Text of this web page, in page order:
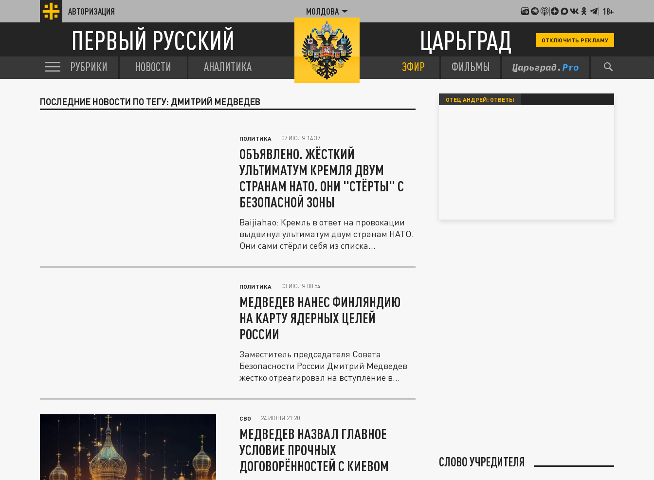
АВТОРИЗАЦИЯ МОЛДОВА 18+
ПЕРВЫЙ РУССКИЙ ЦАРЬГРАД ОТКЛЮЧИТЬ РЕКЛАМУ
РУБРИКИ НОВОСТИ АНАЛИТИКА ЭФИР ФИЛЬМЫ
ПОСЛЕДНИЕ НОВОСТИ ПО ТЕГУ: ДМИТРИЙ МЕДВЕДЕВ
ПОЛИТИКА 07 ИЮЛЯ 14:37
ОБЪЯВЛЕНО. ЖЁСТКИЙ
УЛЬТИМАТУМ КРЕМЛЯ ДВУМ
СТРАНАМ НАТО. ОНИ "СТЁРТЫ" С
БЕЗОПАСНОЙ ЗОНЫ
Baijiahao: Кремль в ответ на провокации
выдвинул ультиматум двум странам НАТО.
Они сами стёрли себя из списка...
ПОЛИТИКА 03 ИЮЛЯ 08:54
МЕДВЕДЕВ НАНЕС ФИНЛЯНДИЮ
НА КАРТУ ЯДЕРНЫХ ЦЕЛЕЙ
РОССИИ
Заместитель председателя Совета
Безопасности России Дмитрий Медведев
жестко отреагировал на вступление в
СВО 24 ИЮНЯ 21:20
МЕДВЕДЕВ НАЗВАЛ ГЛАВНОЕ
УСЛОВИЕ ПРОЧНЫХ
ДОГОВОРЁННОСТЕЙ С КИЕВОМ
ОТЕЦ АНДРЕЙ: ОТВЕТЫ
СЛОВО УЧРЕДИТЕЛЯ